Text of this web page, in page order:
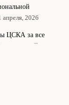
апреля, 2026
ЦСКА за все
красивейших